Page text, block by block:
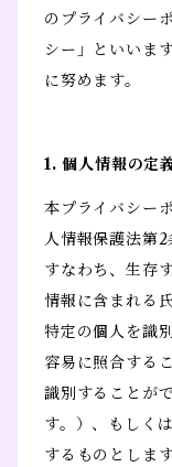
のプライバシー
シー」といいま
に努めます。
1. 個人情報の定
本プライバシー
人情報保護法第2
すなわち、生存
情報に含まれる
特定の個人を識
容易に照合する
識別することが
す。）、もしく
するものとします